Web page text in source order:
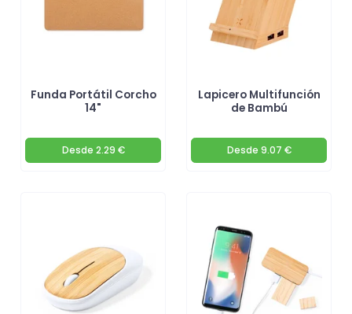
Funda Portátil Corcho
14"
Desde 2.29 €
Lapicero Multifunción
de Bambú
Desde 9.07 €